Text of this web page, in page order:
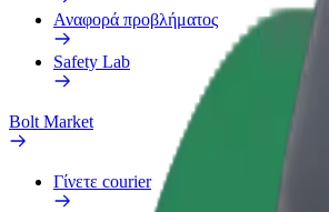
Αναφορά προβλήματος
Safety Lab
Bolt Market
Γίνετε courier